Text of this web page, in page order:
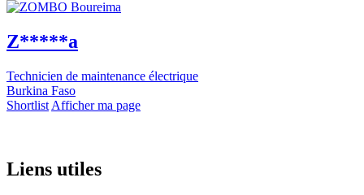
Z*****a
Technicien de maintenance électrique
Burkina Faso
Shortlist Afficher ma page
Liens utiles